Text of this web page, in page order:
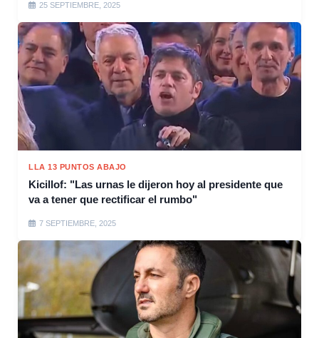
25 SEPTIEMBRE, 2025
LLA 13 PUNTOS ABAJO
Kicillof: "Las urnas le dijeron hoy al presidente que
va a tener que rectificar el rumbo"
7 SEPTIEMBRE, 2025